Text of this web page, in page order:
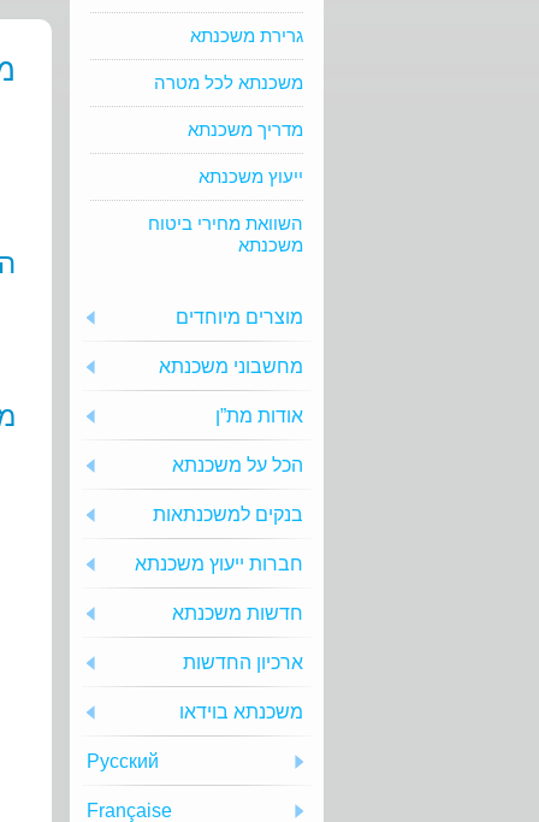
גרירת משכנתא
משכנתא לכל מטרה
מדריך משכנתא
ייעוץ משכנתא
השוואת מחירי ביטוח
משכנתא
מוצרים מיוחדים
מחשבוני משכנתא
אודות מת”ן
הכל על משכנתא
בנקים למשכנתאות
חברות ייעוץ משכנתא
חדשות משכנתא
ארכיון החדשות
משכנתא בוידאו
Русский
Française